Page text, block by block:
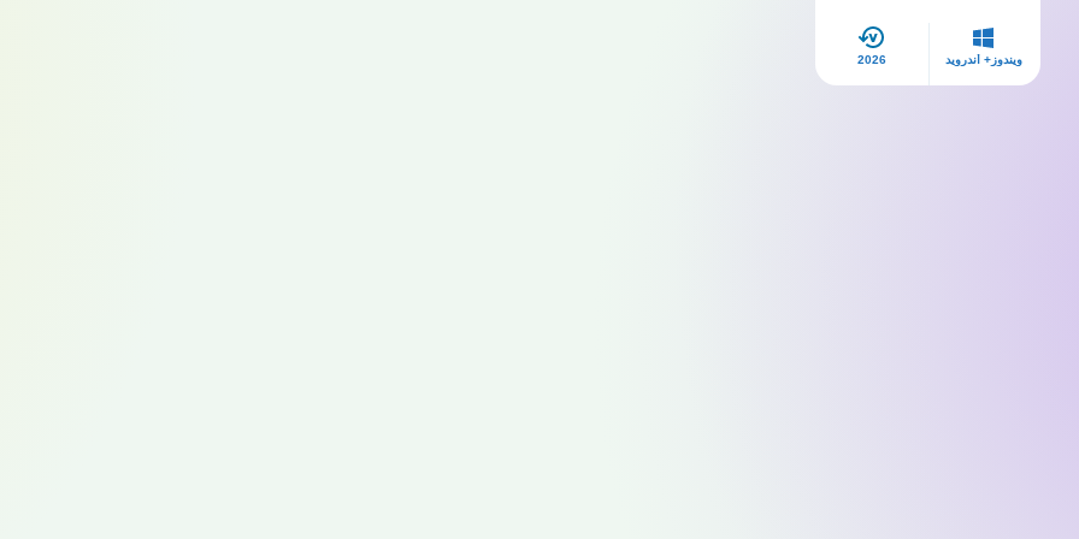
ويندوز+ أندرويد 2026